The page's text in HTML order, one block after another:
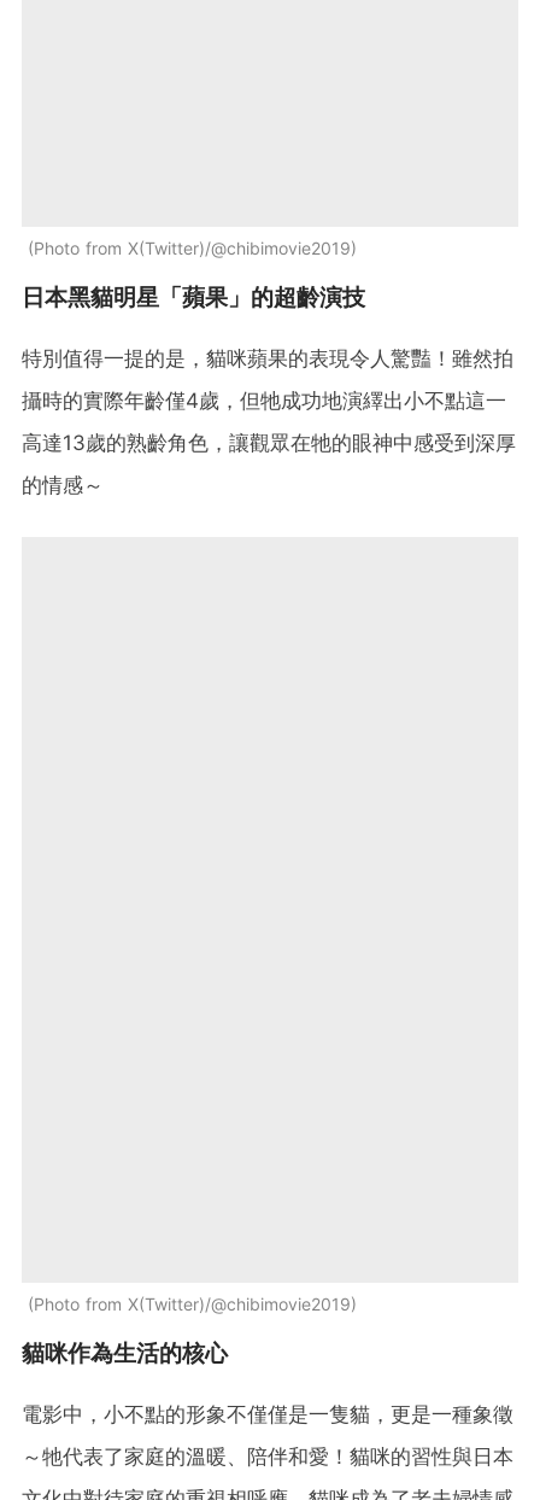
Photo from X(Twitter)/@chibimovie2019
日本黑貓明星「蘋果」的超齡演技
特別值得一提的是，貓咪蘋果的表現令人驚豔！雖然拍
攝時的實際年齡僅4歲，但牠成功地演繹出小不點這一
高達13歲的熟齡角色，讓觀眾在牠的眼神中感受到深厚
的情感～
Photo from X(Twitter)/@chibimovie2019
貓咪作為生活的核心
電影中，小不點的形象不僅僅是一隻貓，更是一種象徵
～牠代表了家庭的溫暖、陪伴和愛！貓咪的習性與日本